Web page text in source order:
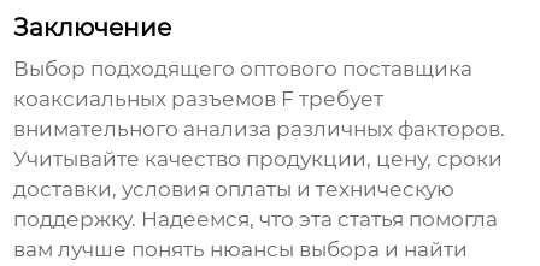
Заключение
Выбор подходящего оптового поставщика
коаксиальных разъемов F требует
внимательного анализа различных факторов.
Учитывайте качество продукции, цену, сроки
доставки, условия оплаты и техническую
поддержку. Надеемся, что эта статья помогла
вам лучше понять нюансы выбора и найти